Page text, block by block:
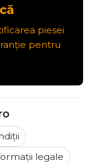
piesei
pentru
legale